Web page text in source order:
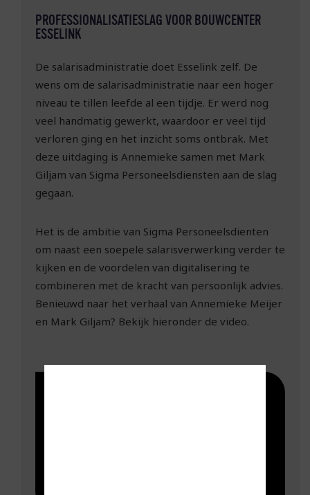
PROFESSIONALISATIESLAG VOOR BOUWCENTER
ESSELINK
De salarisadministratie doet Esselink zelf. De
wens om de salarisadministratie naar een hoger
niveau te tillen leefde al een tijdje. Er werd nog
veel handmatig gewerkt, waardoor er veel tijd
verloren ging en het inzicht soms ontbrak. Met
deze uitdaging is Annemieke samen met Mark
Giljam van Sigma Personeelsdiensten aan de slag
gegaan.
Het is de ambitie van Sigma Personeelsdienten
om naast een soepele salarisverwerking verder te
kijken en de voordelen van digitalisering te
combineren met de kracht van persoonlijk advies.
Benieuwd naar het verhaal van Annemieke Meijer
en Mark Giljam? Bekijk hieronder de video.